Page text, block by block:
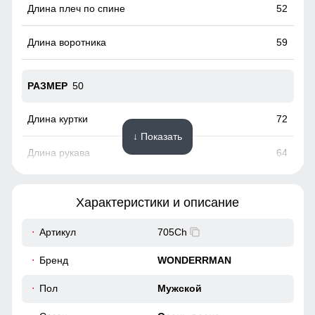
100% полиэстеровая подкладка и внешний материал
52
59
50
72
64
↓ Показать
Характеристики и описание
Артикул 705Ch
Бренд WONDERRMAN
Пол Мужской